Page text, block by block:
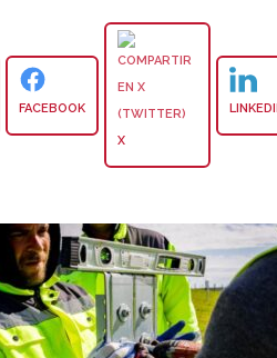
FACEBOOK
X